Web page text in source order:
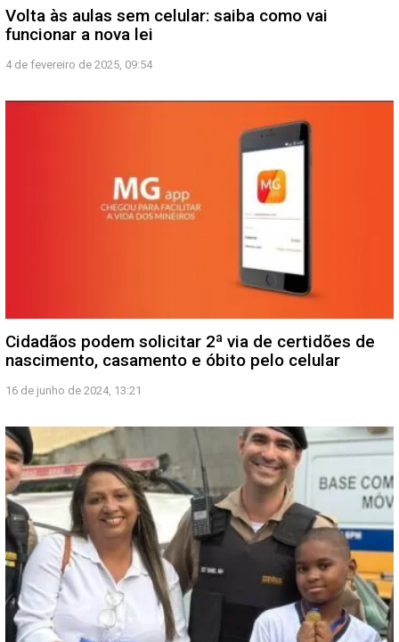
Volta às aulas sem celular: saiba como vai
funcionar a nova lei
4 de fevereiro de 2025, 09:54
Cidadãos podem solicitar 2ª via de certidões de
nascimento, casamento e óbito pelo celular
16 de junho de 2024, 13:21